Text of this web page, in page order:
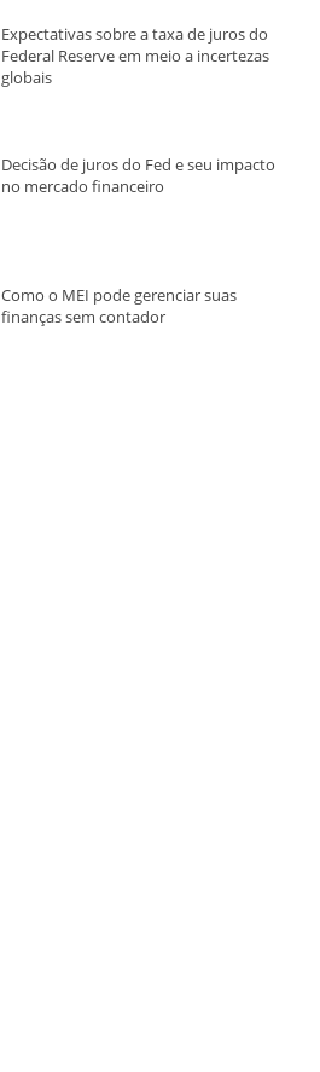
Expectativas sobre a taxa de juros do
Federal Reserve em meio a incertezas
globais
Decisão de juros do Fed e seu impacto
no mercado financeiro
Como o MEI pode gerenciar suas
finanças sem contador